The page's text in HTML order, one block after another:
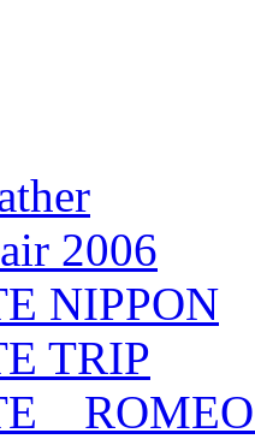
2006
NIPPON
TRIP
ROMEO